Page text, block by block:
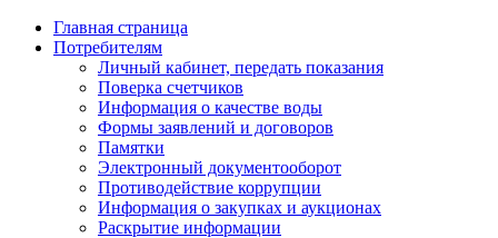
Главная страница
Потребителям
Личный кабинет, передать показания
Поверка счетчиков
Информация о качестве воды
Формы заявлений и договоров
Памятки
Электронный документооборот
Противодействие коррупции
Информация о закупках и аукционах
Раскрытие информации